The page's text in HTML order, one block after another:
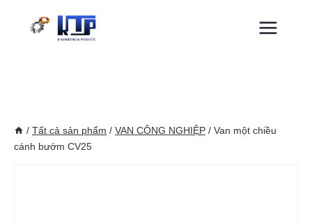
/ Tất cả sản phẩm / VAN CÔNG NGHIỆP / Van một chiều
cánh bướm CV25